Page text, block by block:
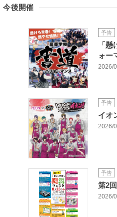
今後開催
予告
「
ォー
2026/
予告
イオ
2026/
予告
第2
2026/